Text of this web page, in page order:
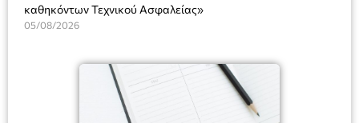
καθηκόντων Τεχνικού Ασφαλείας»
05/08/2026